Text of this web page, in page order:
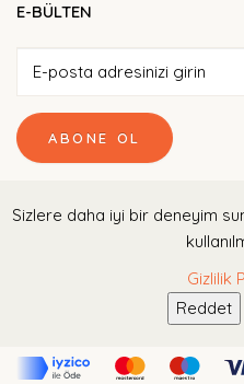
E-BÜLTEN
ABONE OL
işlenmesine izin veriyorum
Sizlere daha iyi bir deneyim
Gizlilik
Reddet